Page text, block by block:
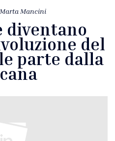
Marta Mancini
diventano
del
parte dalla